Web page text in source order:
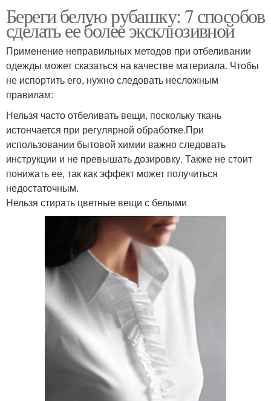
Береги белую рубашку: 7 способов
сделать ее более эксклюзивной
Применение неправильных методов при отбеливании
одежды может сказаться на качестве материала. Чтобы
не испортить его, нужно следовать несложным
правилам:
Нельзя часто отбеливать вещи, поскольку ткань
истончается при регулярной обработке.При
использовании бытовой химии важно следовать
инструкции и не превышать дозировку. Также не стоит
понижать ее, так как эффект может получиться
недостаточным.
Нельзя стирать цветные вещи с белыми